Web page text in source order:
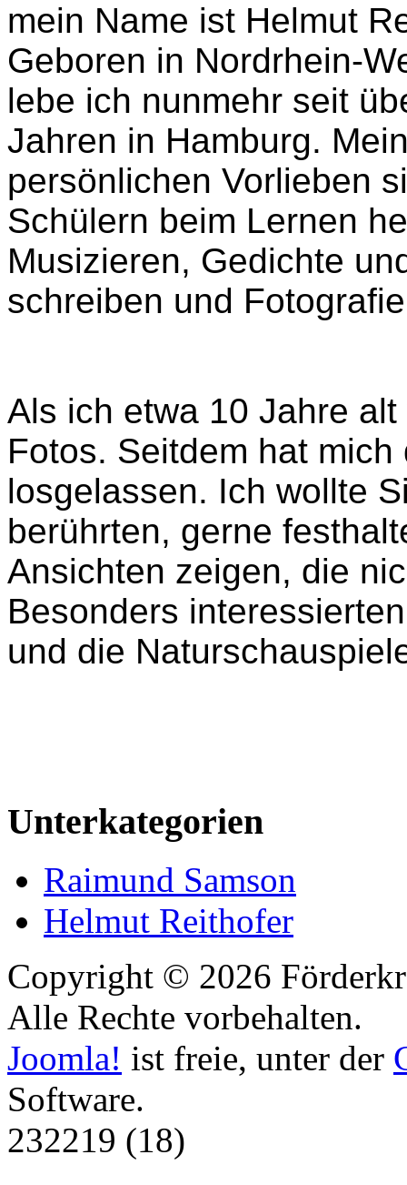
mein Name ist Helmut
Geboren in Nordrhein-
lebe ich nunmehr seit
Jahren in Hamburg.
persönlichen Vorlieben
Schülern beim Lernen
Musizieren, Gedichte
schreiben und
Als ich etwa 10 Jahre
Fotos. Seitdem hat
losgelassen. Ich wollte
berührten, gerne
Ansichten zeigen, die
Besonders
und die
Unterkategorien
Raimund Samson
Helmut Reithofer
Copyright © 2026
Alle Rechte vorbehalten.
Joomla! ist freie, unter der
Software.
232219 (18)